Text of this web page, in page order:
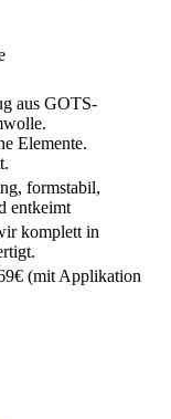
aus GOTS-
Elemente.
formstabil,
entkeimt
komplett in
(mit Applikation